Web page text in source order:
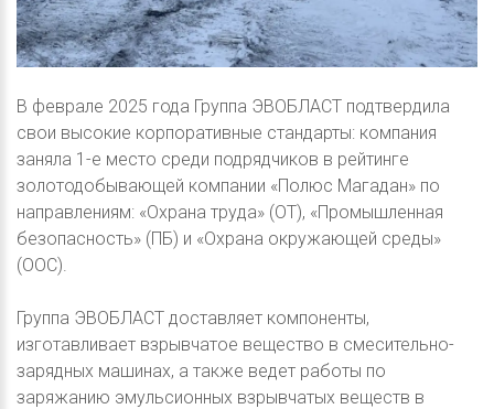
В феврале 2025 года Группа ЭВОБЛАСТ подтвердила
свои высокие корпоративные стандарты: компания
заняла 1-е место среди подрядчиков в рейтинге
золотодобывающей компании «Полюс Магадан» по
направлениям: «Охрана труда» (ОТ), «Промышленная
безопасность» (ПБ) и «Охрана окружающей среды»
(ООС).
Группа ЭВОБЛАСТ доставляет компоненты,
изготавливает взрывчатое вещество в смесительно-
зарядных машинах, а также ведет работы по
заряжанию эмульсионных взрывчатых веществ в